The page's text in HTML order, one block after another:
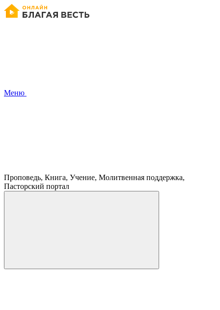
Меню
Проповедь, Книга, Учение, Молитвенная поддержка,
Пасторский портал